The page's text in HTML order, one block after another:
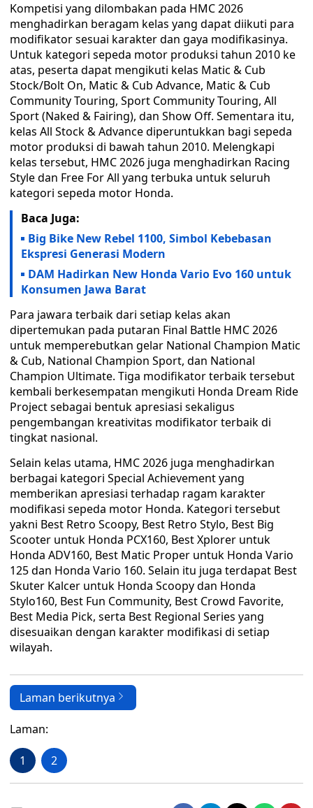
Kompetisi yang dilombakan pada HMC 2026
menghadirkan beragam kelas yang dapat diikuti para
modifikator sesuai karakter dan gaya modifikasinya.
Untuk kategori sepeda motor produksi tahun 2010 ke
atas, peserta dapat mengikuti kelas Matic & Cub
Stock/Bolt On, Matic & Cub Advance, Matic & Cub
Community Touring, Sport Community Touring, All
Sport (Naked & Fairing), dan Show Off. Sementara itu,
kelas All Stock & Advance diperuntukkan bagi sepeda
motor produksi di bawah tahun 2010. Melengkapi
kelas tersebut, HMC 2026 juga menghadirkan Racing
Style dan Free For All yang terbuka untuk seluruh
kategori sepeda motor Honda.
Baca Juga:
Big Bike New Rebel 1100, Simbol Kebebasan
Ekspresi Generasi Modern
DAM Hadirkan New Honda Vario Evo 160 untuk
Konsumen Jawa Barat
Para jawara terbaik dari setiap kelas akan
dipertemukan pada putaran Final Battle HMC 2026
untuk memperebutkan gelar National Champion Matic
& Cub, National Champion Sport, dan National
Champion Ultimate. Tiga modifikator terbaik tersebut
kembali berkesempatan mengikuti Honda Dream Ride
Project sebagai bentuk apresiasi sekaligus
pengembangan kreativitas modifikator terbaik di
tingkat nasional.
Selain kelas utama, HMC 2026 juga menghadirkan
berbagai kategori Special Achievement yang
memberikan apresiasi terhadap ragam karakter
modifikasi sepeda motor Honda. Kategori tersebut
yakni Best Retro Scoopy, Best Retro Stylo, Best Big
Scooter untuk Honda PCX160, Best Xplorer untuk
Honda ADV160, Best Matic Proper untuk Honda Vario
125 dan Honda Vario 160. Selain itu juga terdapat Best
Skuter Kalcer untuk Honda Scoopy dan Honda
Stylo160, Best Fun Community, Best Crowd Favorite,
Best Media Pick, serta Best Regional Series yang
disesuaikan dengan karakter modifikasi di setiap
wilayah.
Laman berikutnya
Laman:
1 2